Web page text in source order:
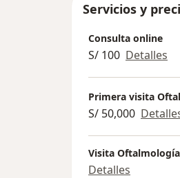
Servicios y
Consulta online
S/ 100 Detalles
Primera visita
S/ 50,000
Visita Oftalmología
Detalles